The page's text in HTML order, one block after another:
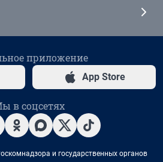
приложение
App Store
в соцсетях
и государственных органов